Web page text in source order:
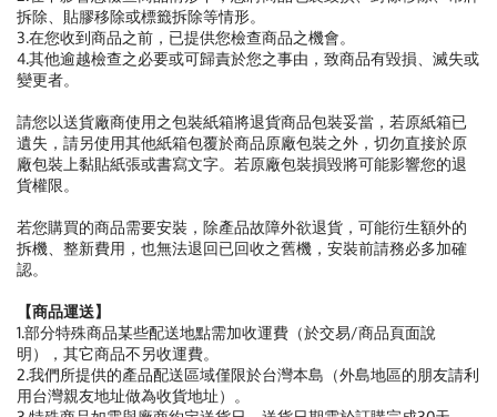
拆除、貼膠移除或標籤拆除等情形。
3.在您收到商品之前，已提供您檢查商品之機會。
4.其他逾越檢查之必要或可歸責於您之事由，致商品有毀損、滅失或
變更者。
請您以送貨廠商使用之包裝紙箱將退貨商品包裝妥當，若原紙箱已
遺失，請另使用其他紙箱包覆於商品原廠包裝之外，切勿直接於原
廠包裝上黏貼紙張或書寫文字。若原廠包裝損毀將可能影響您的退
貨權限。
若您購買的商品需要安裝，除產品故障外欲退貨，可能衍生額外的
拆機、整新費用，也無法退回已回收之舊機，安裝前請務必多加確
認。
【商品運送】
1.部分特殊商品某些配送地點需加收運費（於交易/商品頁面說
明），其它商品不另收運費。
2.我們所提供的產品配送區域僅限於台灣本島（外島地區的朋友請利
用台灣親友地址做為收貨地址）。